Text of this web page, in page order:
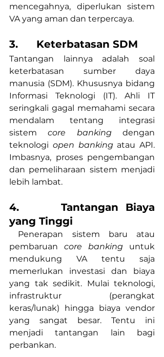
mencegahnya, diperlukan sistem
VA yang aman dan terpercaya.
3.      Keterbatasan SDM
Tantangan lainnya adalah soal
keterbatasan sumber daya
manusia (SDM). Khususnya bidang
Informasi Teknologi (IT). Ahli IT
seringkali gagal memahami secara
mendalam tentang integrasi
sistem core banking dengan
teknologi open banking atau API.
Imbasnya, proses pengembangan
dan pemeliharaan sistem menjadi
lebih lambat.
4.      Tantangan Biaya
yang Tinggi
Penerapan sistem baru atau
pembaruan core banking untuk
mendukung VA tentu saja
memerlukan investasi dan biaya
yang tak sedikit. Mulai teknologi,
infrastruktur (perangkat
keras/lunak) hingga biaya vendor
yang sangat besar. Tentu ini
menjadi tantangan lain bagi
perbankan.